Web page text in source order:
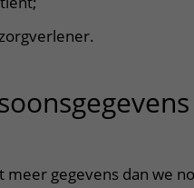
gegevens dan we